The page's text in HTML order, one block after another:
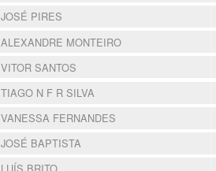
JOSÉ PIRES
ALEXANDRE MONTEIRO
VITOR SANTOS
TIAGO N F R SILVA
VANESSA FERNANDES
JOSÉ BAPTISTA